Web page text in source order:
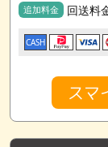
追加料金 回送料
CASH
スマ